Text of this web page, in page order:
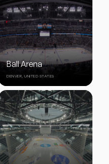
Ball Arena
DENVER, UNITED STATES